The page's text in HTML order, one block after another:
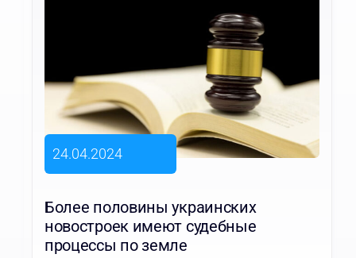
24.04.2024
Более половины украинских
новостроек имеют судебные
процессы по земле